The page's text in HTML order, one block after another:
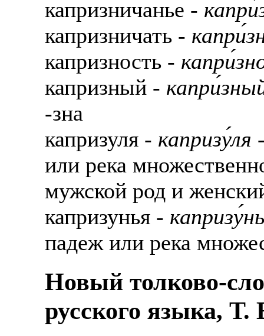
капризничанье -
капризничать -
капризность -
капризный -
-зна
капризуля - капризу́ля
или река
мужской род и
капризунья -
падеж или река
Новый толково-
русского языка,